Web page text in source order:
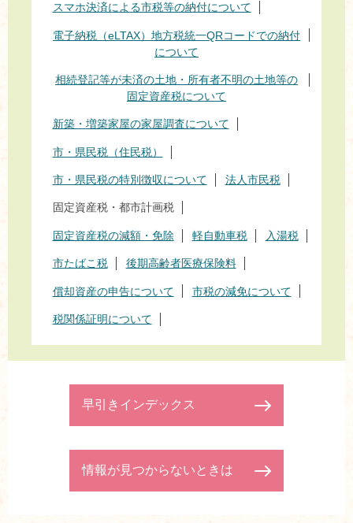
スマホ決済による市税等の納付について
電子納税（eLTAX）地方税統一QRコードでの納付
について
相続登記等が未済の土地・所有者不明の土地等の
固定資産税について
新築・増築家屋の家屋調査について
市・県民税（住民税）
市・県民税の特別徴収について 法人市民税
固定資産税・都市計画税
固定資産税の減額・免除 軽自動車税 入湯税
市たばこ税 後期高齢者医療保険料
償却資産の申告について 市税の減免について
税関係証明について
早引きインデックス
情報が見つからないときは